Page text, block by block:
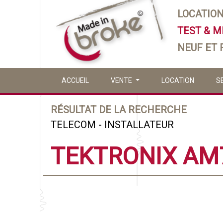
TEST &
NEUF ET
ACCUEIL VENTE LOCATION
RÉSULTAT DE LA RECHERCHE
TELECOM - INSTALLATEUR
TEKTRONIX